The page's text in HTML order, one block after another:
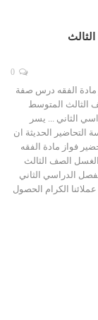
مادة الفقه درس صفة
الثالث المتوسط
الثاني ... يسر
التحاضير الحديثة ان
فواز مادة الفقه
الصف الثالث
الدراسي الثاني
الكرام الحصول